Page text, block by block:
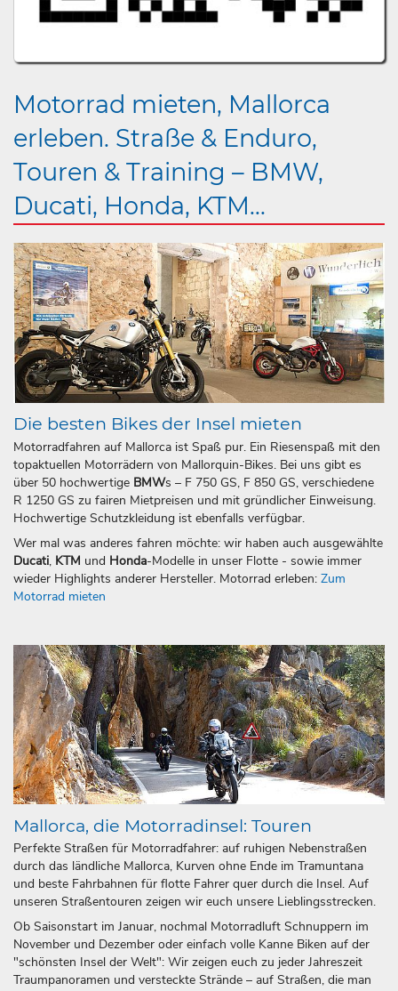
Motorrad mieten, Mallorca
erleben. Straße & Enduro,
Touren & Training – BMW,
Ducati, Honda, KTM...
Die besten Bikes der Insel mieten
Motorradfahren auf Mallorca ist Spaß pur. Ein Riesenspaß mit den
topaktuellen Motorrädern von Mallorquin-Bikes. Bei uns gibt es
über 50 hochwertige BMWs – F 750 GS, F 850 GS, verschiedene
R 1250 GS zu fairen Mietpreisen und mit gründlicher Einweisung.
Hochwertige Schutzkleidung ist ebenfalls verfügbar.
Wer mal was anderes fahren möchte: wir haben auch ausgewählte
Ducati, KTM und Honda-Modelle in unser Flotte - sowie immer
wieder Highlights anderer Hersteller. Motorrad erleben: Zum
Motorrad mieten
Mallorca, die Motorradinsel: Touren
Perfekte Straßen für Motorradfahrer: auf ruhigen Nebenstraßen
durch das ländliche Mallorca, Kurven ohne Ende im Tramuntana
und beste Fahrbahnen für flotte Fahrer quer durch die Insel. Auf
unseren Straßentouren zeigen wir euch unsere Lieblingsstrecken.
Ob Saisonstart im Januar, nochmal Motorradluft Schnuppern im
November und Dezember oder einfach volle Kanne Biken auf der
"schönsten Insel der Welt": Wir zeigen euch zu jeder Jahreszeit
Traumpanoramen und versteckte Strände – auf Straßen, die man